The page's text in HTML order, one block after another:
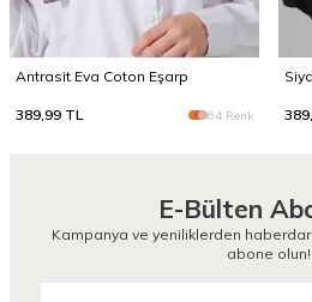
Antrasit Eva Coton Eşarp
389,99 TL 64 Renk
E-Bülten
Kampanya ve yeniliklerden
abone olun!